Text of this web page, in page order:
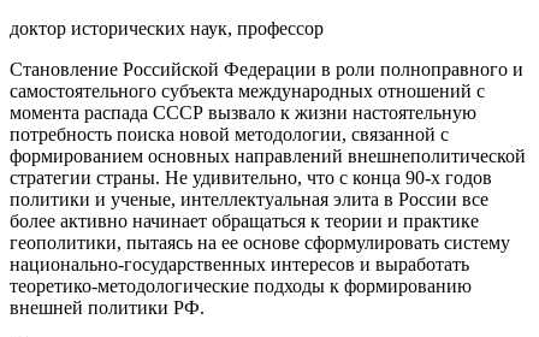
доктор исторических наук, профессор
Становление Российской Федерации в роли полноправного и
самостоятельного субъекта международных отношений с
момента распада СССР вызвало к жизни настоятельную
потребность поиска новой методологии, связанной с
формированием основных направлений внешнеполитической
стратегии страны. Не удивительно, что с конца 90-х годов
политики и ученые, интеллектуальная элита в России все
более активно начинает обращаться к теории и практике
геополитики, пытаясь на ее основе сформулировать систему
национально-государственных интересов и выработать
теоретико-методологические подходы к формированию
внешней политики РФ.